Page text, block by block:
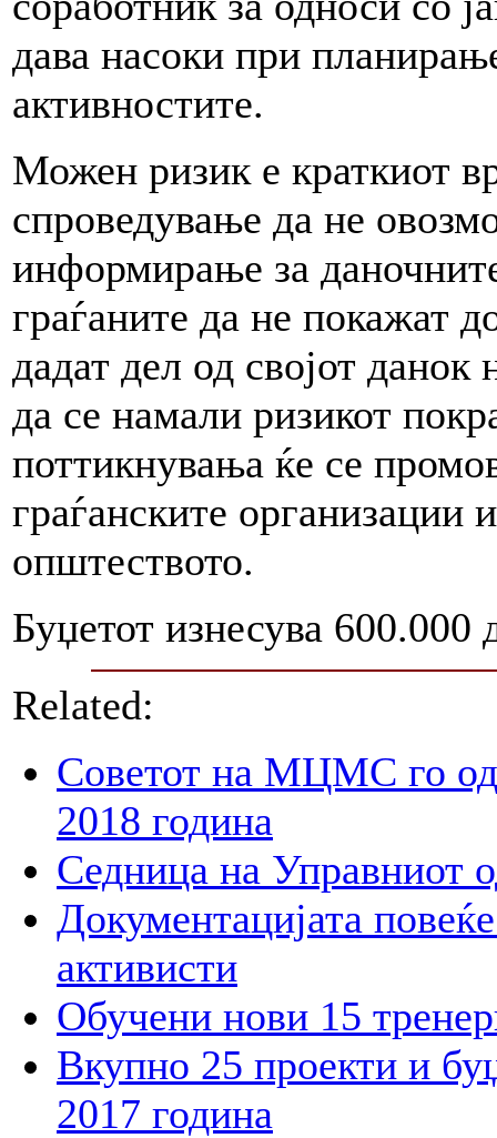
дава насоки при
активностите.
Можен ризик е краткиот
спроведување да не
информирање за
граѓаните да не покажат
дадат дел од својот данок
да се намали ризикот
поттикнувања ќе се
граѓанските организации
општеството.
Буџетот изнесува 600.000
Related:
Советот на МЦМС го
2018 година
Седница на
Документацијата
активисти
Обучени нови 15
Вкупно 25 проекти и
2017 година